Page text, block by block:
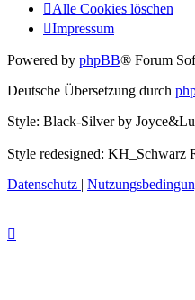
Alle Cookies löschen
Impressum
Powered by phpBB® Forum
Deutsche Übersetzung durch
Style: Black-Silver by
Style redesigned: KH_Schwarz
Datenschutz |